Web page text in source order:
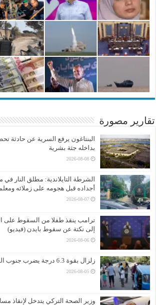
تقارير مصورة
البنتاغون يرفع السرية عن
بداخله جثة بشرية
2026-08-08
الشرطة التايلاندية: مطلق النار
أجداده قبل هجومه على زملائه
2026-08-07
ترامب ينقذ طفلا من السقوط على
إلى نكتة عن سقوط بايدن (فيديو)
2026-08-06
زلزال بقوة 6.3 درجة يضرب جنوب الفلبين (فيديو)
2026-08-05
وزير الصحة التركي يتدخل لإنقاذ